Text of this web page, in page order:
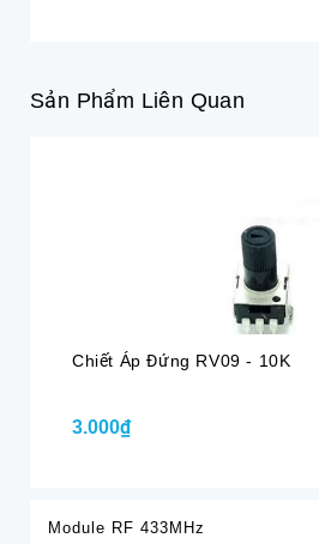
Sản Phẩm Liên Quan
Chiết Áp Đứng RV09 - 10K
3.000₫
Module RF 433MHz